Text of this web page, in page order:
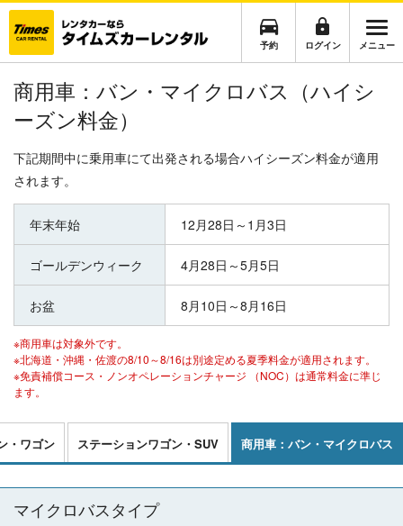
予約 ログイン メニュー
商用車：バン・マイクロバス（ハイシ
ーズン料金）
下記期間中に乗用車にて出発される場合ハイシーズン料金が適用
されます。
年末年始 12月28日～1月3日
ゴールデンウィーク 4月28日～5月5日
お盆 8月10日～8月16日
※商用車は対象外です。
※北海道・沖縄・佐渡の8/10～8/16は別途定める夏季料金が適用されます。
※免責補償コース・ノンオペレーションチャージ （NOC）は通常料金に準じ
ます。
・ワゴン ステーションワゴン・SUV 商用車：バン・ マイクロバス
マイクロバスタイプ